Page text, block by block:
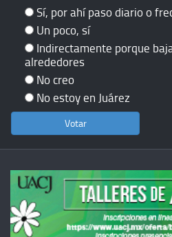
Sí, por ahí paso diario o
Un poco, sí
Indirectamente porque
alrededores
No creo
No estoy en Juárez